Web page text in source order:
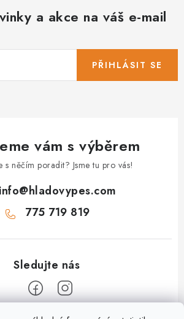
a akce na váš e-mail
PŘIHLÁSIT SE
vám s výběrem
s něčím poradit? Jsme tu pro vás!
info@hladovypes.com
775 719 819